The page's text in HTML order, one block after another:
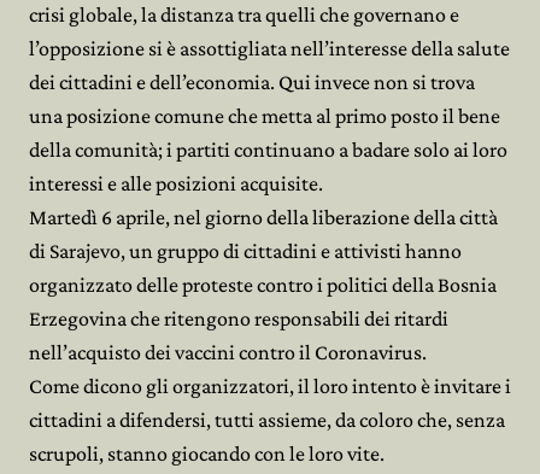
crisi globale, la distanza tra quelli che governano e
l’opposizione si è assottigliata nell’interesse della salute
dei cittadini e dell’economia. Qui invece non si trova
una posizione comune che metta al primo posto il bene
della comunità; i partiti continuano a badare solo ai loro
interessi e alle posizioni acquisite.
Martedì 6 aprile, nel giorno della liberazione della città
di Sarajevo, un gruppo di cittadini e attivisti hanno
organizzato delle proteste contro i politici della Bosnia
Erzegovina che ritengono responsabili dei ritardi
nell’acquisto dei vaccini contro il Coronavirus.
Come dicono gli organizzatori, il loro intento è invitare i
cittadini a difendersi, tutti assieme, da coloro che, senza
scrupoli, stanno giocando con le loro vite.